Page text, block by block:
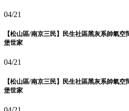
04/21
【松山區/南京三民】民生社區黑灰系帥氣
堡世家
04/21
【松山區/南京三民】民生社區黑灰系帥氣
堡世家